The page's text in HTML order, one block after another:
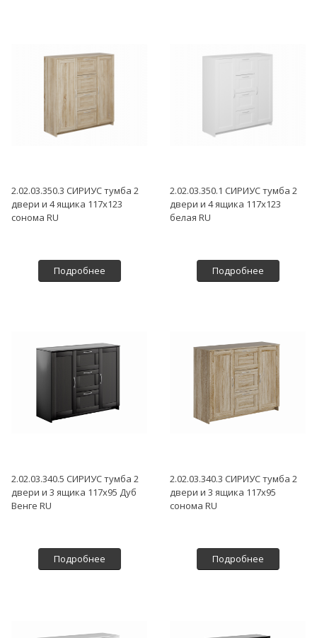
2.02.03.350.3 СИРИУС тумба 2
двери и 4 ящика 117х123
сонома RU
Подробнее
2.02.03.350.1 СИРИУС тумба 2
двери и 4 ящика 117х123
белая RU
Подробнее
2.02.03.340.5 СИРИУС тумба 2
двери и 3 ящика 117х95 Дуб
Венге RU
Подробнее
2.02.03.340.3 СИРИУС тумба 2
двери и 3 ящика 117х95
сонома RU
Подробнее